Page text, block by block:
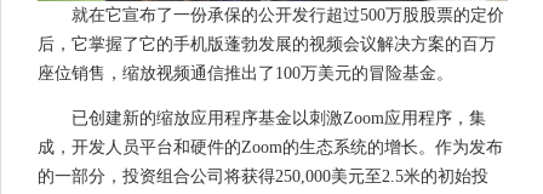
就在它宣布了一份承保的公开发行超过500万股股票的定价
后，它掌握了它的手机版蓬勃发展的视频会议解决方案的百万
座位销售，缩放视频通信推出了100万美元的冒险基金。
已创建新的缩放应用程序基金以刺激Zoom应用程序，集
成，开发人员平台和硬件的Zoom的生态系统的增长。作为发布
的一部分，投资组合公司将获得250,000美元至2.5米的初始投